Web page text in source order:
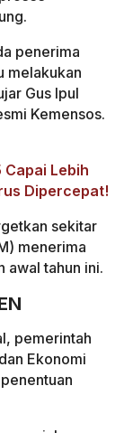
penerima
melakukan
Gus Ipul
Kemensos.
Lebih
Dipercepat!
sekitar
menerima
awal tahun ini.
pemerintah
Ekonomi